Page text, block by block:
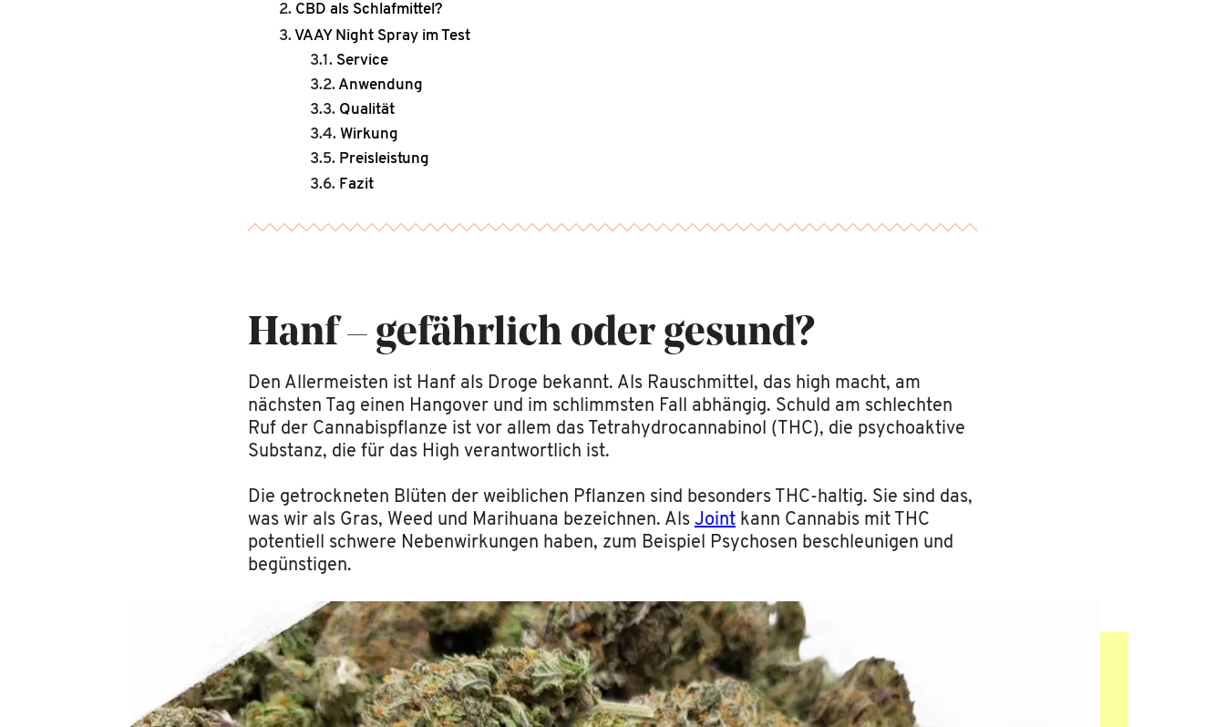
CBD als Schlafmittel?
VAAY Night Spray im Test
Service
Anwendung
Qualität
Wirkung
Preisleistung
Fazit
Hanf – gefährlich oder gesund?
Den Allermeisten ist Hanf als Droge bekannt. Als Rauschmittel, das high macht, am
nächsten Tag einen Hangover und im schlimmsten Fall abhängig. Schuld am schlechten
Ruf der Cannabispflanze ist vor allem das Tetrahydrocannabinol (THC), die psychoaktive
Substanz, die für das High verantwortlich ist.
Die getrockneten Blüten der weiblichen Pflanzen sind besonders THC-haltig. Sie sind das,
was wir als Gras, Weed und Marihuana bezeichnen. Als Joint kann Cannabis mit THC
potentiell schwere Nebenwirkungen haben, zum Beispiel Psychosen beschleunigen und
begünstigen.